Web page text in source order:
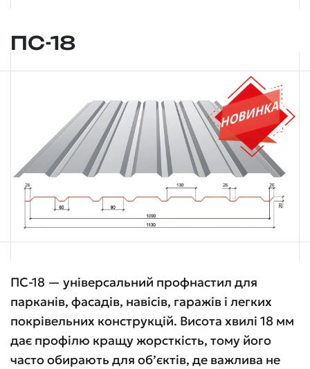
ПС-18
ПС-18 — універсальний профнастил для
парканів, фасадів, навісів, гаражів і легких
покрівельних конструкцій. Висота хвилі 18 мм
дає профілю кращу жорсткість, тому його
часто обирають для об’єктів, де важлива не